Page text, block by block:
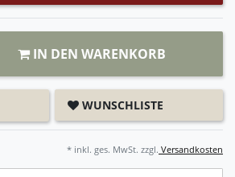
IN DEN WARENKORB
WUNSCHLISTE
* inkl. ges. MwSt. zzgl. Versandkosten